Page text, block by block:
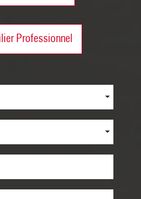
Professionnel